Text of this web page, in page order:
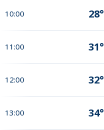
10:00 28°
11:00 31°
12:00 32°
13:00 34°